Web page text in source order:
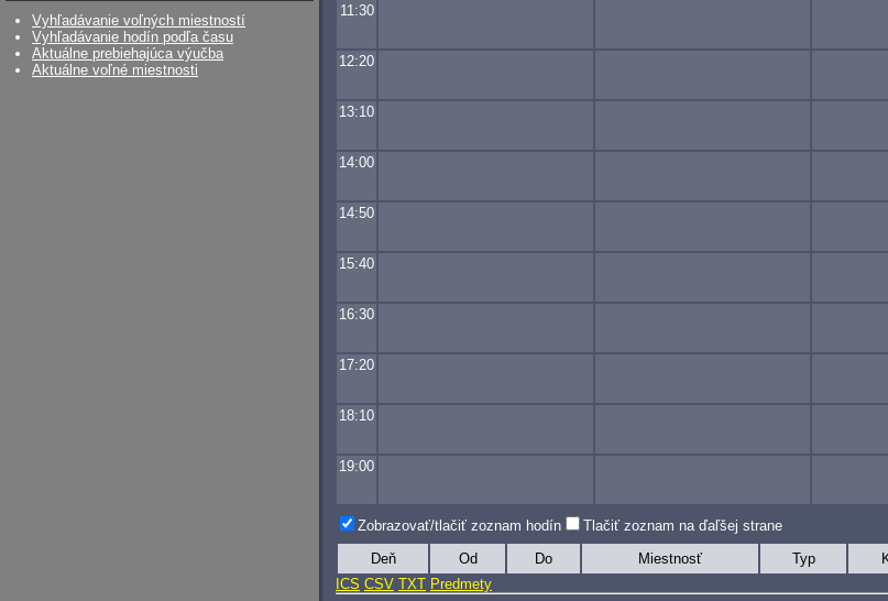
11:30
12:20
13:10
14:00
14:50
15:40
16:30
17:20
18:10
19:00
Zobrazovať/tlačiť zoznam hodín Tlačiť zoznam na ďaľšej strane
Deň Od Do Miestnosť Typ
ICS CSV TXT Predmety
Vyhľadávanie voľných miestností
Vyhľadávanie hodín podľa času
Aktuálne prebiehajúca výučba
Aktuálne voľné miestnosti